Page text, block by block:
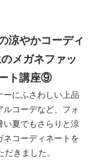
涼やかコーディ
メガネファッ
ト講座⑨
ーにふさわしい上品
ルコーデなど、フォ
い夏でもさらりと涼
ネコーディネートを
きました。